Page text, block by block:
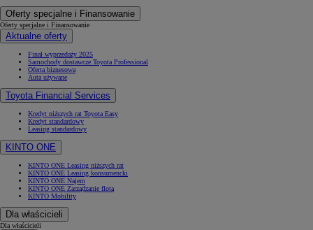
Oferty specjalne i Finansowanie
Oferty specjalne i Finansowanie
Aktualne oferty
Finał wyprzedaży 2025
Samochody dostawcze Toyota Professional
Oferta biznesowa
Auta używane
Toyota Financial Services
Kredyt niższych rat Toyota Easy
Kredyt standardowy
Leasing standardowy
KINTO ONE
KINTO ONE Leasing niższych rat
KINTO ONE Leasing konsumencki
KINTO ONE Najem
KINTO ONE Zarządzanie flotą
KINTO Mobility
Dla właścicieli
Dla właścicieli